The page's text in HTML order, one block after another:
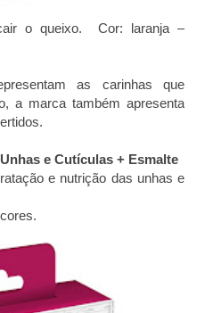
o queixo. Cor: laranja –
as carinhas que
a marca também apresenta
e Cutículas + Esmalte
e nutrição das unhas e